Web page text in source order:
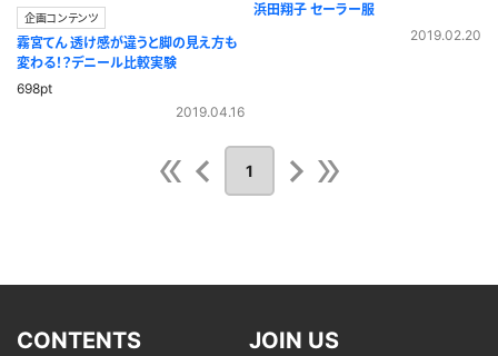
企画コンテンツ
霧宮てん 透け感が違うと脚の見え方も
変わる！？デニール比較実験
698pt
2019.04.16
浜田翔子 セーラー服
2019.02.20
1
CONTENTS JOIN US